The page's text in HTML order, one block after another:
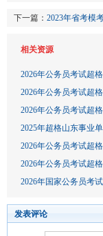
下一篇： 2023年省考模
相关资源
2026年公务员考试超
2026年公务员考试超
2026年公务员考试超
2025年超格山东事业
2026年公务员考试超
2026年公务员考试超
2026年国家公务员考
发表评论